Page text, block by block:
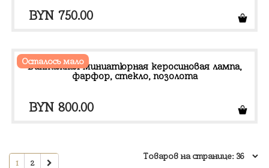
BYN 750.00
Осталось мало
Винтажная миниатюрная керосиновая лампа,
фарфор, стекло, позолота
BYN 800.00
1 2